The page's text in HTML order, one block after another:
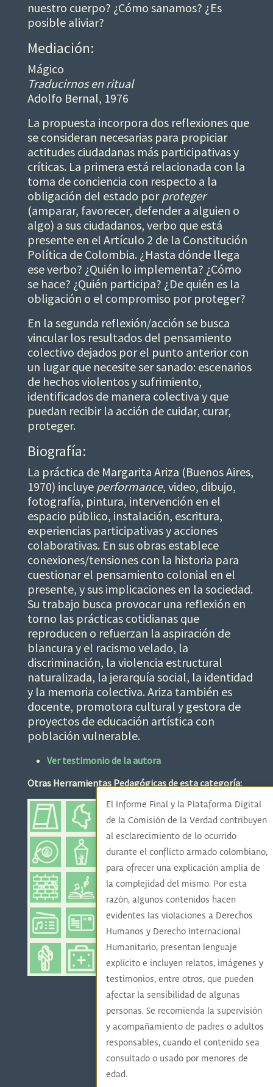
nuestro cuerpo? ¿Cómo sanamos? ¿Es
posible aliviar?
Mediación:
Mágico
Traducirnos en ritual
Adolfo Bernal, 1976
La propuesta incorpora dos reflexiones que
se consideran necesarias para propiciar
actitudes ciudadanas más participativas y
críticas. La primera está relacionada con la
toma de conciencia con respecto a la
obligación del estado por proteger
(amparar, favorecer, defender a alguien o
algo) a sus ciudadanos, verbo que está
presente en el Artículo 2 de la Constitución
Política de Colombia. ¿Hasta dónde llega
ese verbo? ¿Quién lo implementa? ¿Cómo
se hace? ¿Quién participa? ¿De quién es la
obligación o el compromiso por proteger?
En la segunda reflexión/acción se busca
vincular los resultados del pensamiento
colectivo dejados por el punto anterior con
un lugar que necesite ser sanado: escenarios
de hechos violentos y sufrimiento,
identificados de manera colectiva y que
puedan recibir la acción de cuidar, curar,
proteger.
Biografía:
La práctica de Margarita Ariza (Buenos Aires,
1970) incluyeperformance, video, dibujo,
fotografía, pintura, intervención en el
espacio público, instalación, escritura,
experiencias participativas y acciones
colaborativas. En sus obras establece
conexiones/tensiones con la historia para
cuestionar el pensamiento colonial en el
presente, y sus implicaciones en la sociedad.
Su trabajo busca provocar una reflexión en
torno las prácticas cotidianas que
reproducen o refuerzan la aspiración de
blancura y el racismo velado, la
discriminación, la violencia estructural
naturalizada, la jerarquía social, la identidad
y la memoria colectiva. Ariza también es
docente, promotora cultural y gestora de
proyectos de educación artística con
población vulnerable.
Ver testimonio de la autora
Otras Herramientas Pedagógicas de esta categoría:
El Informe Final y la Plataforma Digital
de la Comisión de la Verdad contribuyen
al esclarecimiento de lo ocurrido
durante el conflicto armado colombiano,
para ofrecer una explicación amplia de
la complejidad del mismo. Por esta
razón, algunos contenidos hacen
evidentes las violaciones a Derechos
Humanos y Derecho Internacional
Humanitario, presentan lenguaje
explícito e incluyen relatos, imágenes y
testimonios, entre otros, que pueden
afectar la sensibilidad de algunas
personas. Se recomienda la supervisión
y acompañamiento de padres o adultos
responsables, cuando el contenido sea
consultado o usado por menores de
edad.